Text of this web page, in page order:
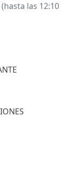
(hasta las 12:10